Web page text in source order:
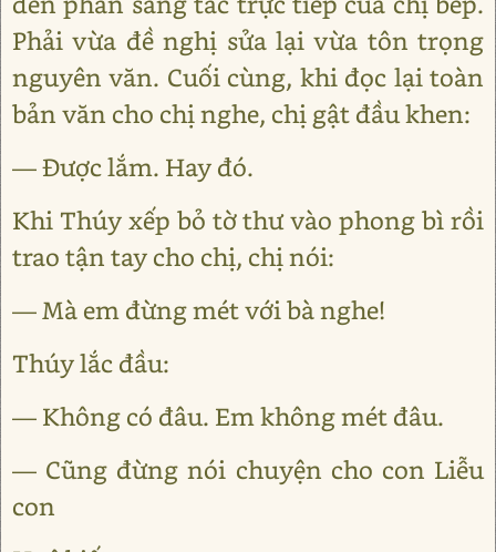
Phải vừa đề nghị sửa lại vừa tôn trọng
nguyên văn. Cuối cùng, khi đọc lại toàn
bản văn cho chị nghe, chị gật đầu khen:
— Được lắm. Hay đó.
Khi Thúy xếp bỏ tờ thư vào phong bì rồi
trao tận tay cho chị, chị nói:
— Mà em đừng mét với bà nghe!
Thúy lắc đầu:
— Không có đâu. Em không mét đâu.
— Cũng đừng nói chuyện cho con Liễu
con